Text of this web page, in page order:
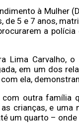
à Mulher
5 e 7 anos,
a
Lima Carvalho,
em um dos
ela,
outra família
crianças, e
um quarto –